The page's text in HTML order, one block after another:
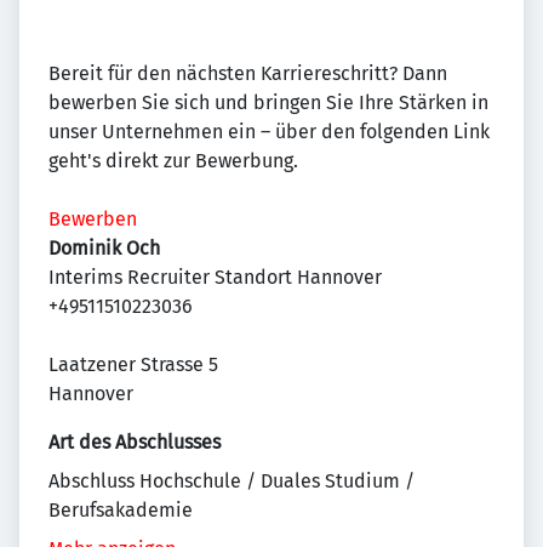
Bereit für den nächsten Karriereschritt? Dann
bewerben Sie sich und bringen Sie Ihre Stärken in
unser Unternehmen ein – über den folgenden Link
geht's direkt zur Bewerbung.
Bewerben
Dominik Och
Interims Recruiter Standort Hannover
+49511510223036
Laatzener Strasse 5
Hannover
Art des Abschlusses
Abschluss Hochschule / Duales Studium /
Berufsakademie